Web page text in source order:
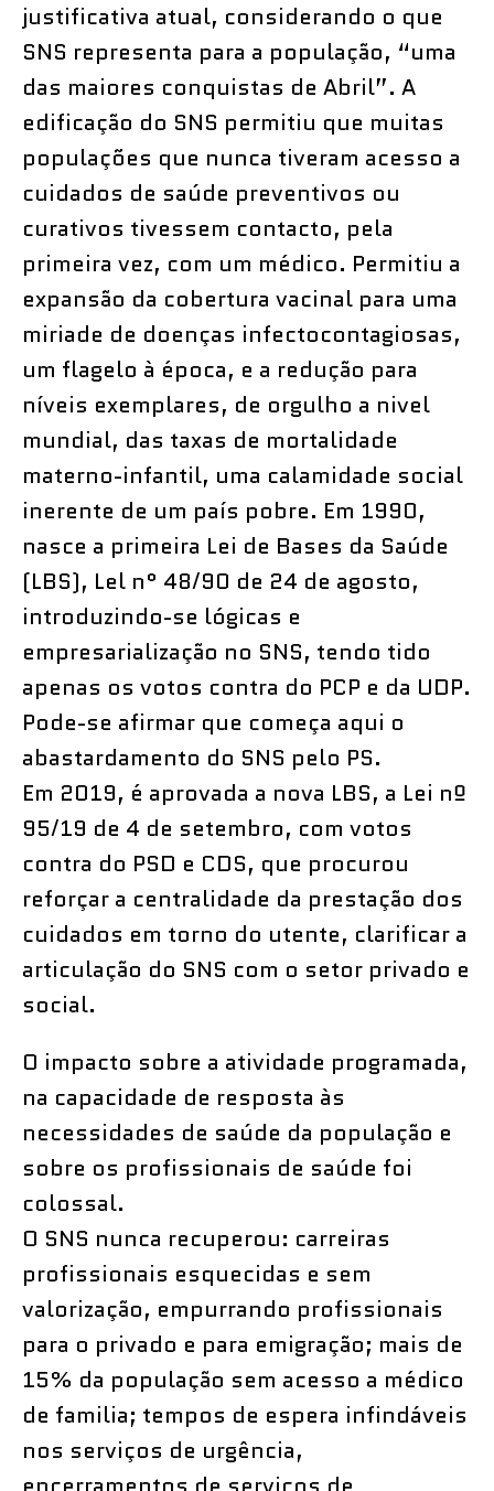
justificativa atual, considerando o que
SNS representa para a população, “uma
das maiores conquistas de Abril”. A
edificação do SNS permitiu que muitas
populações que nunca tiveram acesso a
cuidados de saúde preventivos ou
curativos tivessem contacto, pela
primeira vez, com um médico. Permitiu a
expansão da cobertura vacinal para uma
miriade de doenças infectocontagiosas,
um flagelo à época, e a redução para
níveis exemplares, de orgulho a nivel
mundial, das taxas de mortalidade
materno-infantil, uma calamidade social
inerente de um país pobre. Em 1990,
nasce a primeira Lei de Bases da Saúde
(LBS), Lel n° 48/90 de 24 de agosto,
introduzindo-se lógicas e
empresarialização no SNS, tendo tido
apenas os votos contra do PCP e da UDP.
Pode-se afirmar que começa aqui o
abastardamento do SNS pelo PS.
Em 2019, é aprovada a nova LBS, a Lei nº
95/19 de 4 de setembro, com votos
contra do PSD e CDS, que procurou
reforçar a centralidade da prestação dos
cuidados em torno do utente, clarificar a
articulação do SNS com o setor privado e
social.
O impacto sobre a atividade programada,
na capacidade de resposta às
necessidades de saúde da população e
sobre os profissionais de saúde foi
colossal.
O SNS nunca recuperou: carreiras
profissionais esquecidas e sem
valorização, empurrando profissionais
para o privado e para emigração; mais de
15% da população sem acesso a médico
de familia; tempos de espera infindáveis
nos serviços de urgência,